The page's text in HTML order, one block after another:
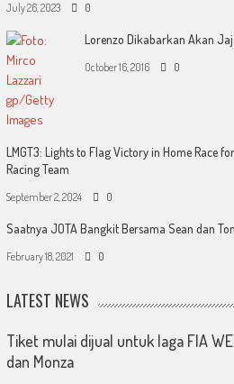
July 26, 2023 0
Lorenzo Dikabarkan Akan
October 16, 2016 0
LMGT3: Lights to Flag Victory in Home Race
Racing Team
September 2, 2024 0
Saatnya JOTA Bangkit Bersama Sean dan
February 18, 2021 0
LATEST NEWS
Tiket mulai dijual untuk laga FIA
dan Monza